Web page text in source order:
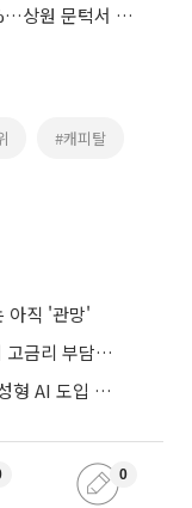
美 클래리티 법안 연내 통과 가능성 13%…상원 문턱서 제동
#캐피탈
아직 '관망'
리볼빙 평균금리 17.4%⋯‘가입 혜택’ 뒤 고금리 부담 주의
손보협회, 과실비율·보험광고 심의에 생성형 AI 도입 추진
0